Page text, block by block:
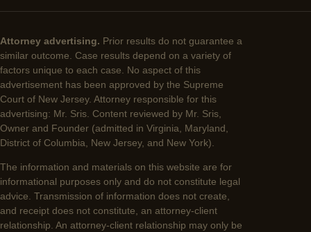
Attorney advertising. Prior results do not guarantee a
similar outcome. Case results depend on a variety of
factors unique to each case. No aspect of this
advertisement has been approved by the Supreme
Court of New Jersey. Attorney responsible for this
advertising: Mr. Sris. Content reviewed by Mr. Sris,
Owner and Founder (admitted in Virginia, Maryland,
District of Columbia, New Jersey, and New York).
The information and materials on this website are for
informational purposes only and do not constitute legal
advice. Transmission of information does not create,
and receipt does not constitute, an attorney-client
relationship. An attorney-client relationship may only be